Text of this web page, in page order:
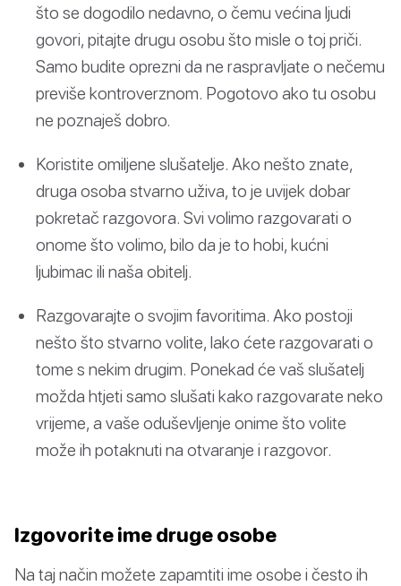
što se dogodilo nedavno, o čemu većina ljudi
govori, pitajte drugu osobu što misle o toj priči.
Samo budite oprezni da ne raspravljate o nečemu
previše kontroverznom. Pogotovo ako tu osobu
ne poznaješ dobro.
Koristite omiljene slušatelje. Ako nešto znate,
druga osoba stvarno uživa, to je uvijek dobar
pokretač razgovora. Svi volimo razgovarati o
onome što volimo, bilo da je to hobi, kućni
ljubimac ili naša obitelj.
Razgovarajte o svojim favoritima. Ako postoji
nešto što stvarno volite, lako ćete razgovarati o
tome s nekim drugim. Ponekad će vaš slušatelj
možda htjeti samo slušati kako razgovarate neko
vrijeme, a vaše oduševljenje onime što volite
može ih potaknuti na otvaranje i razgovor.
Izgovorite ime druge osobe
Na taj način možete zapamtiti ime osobe i često ih